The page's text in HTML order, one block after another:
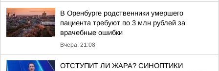
В Оренбурге родственники умершего
пациента требуют по 3 млн рублей за
врачебные ошибки
Вчера, 21:08
ОТСТУПИТ ЛИ ЖАРА? СИНОПТИКИ